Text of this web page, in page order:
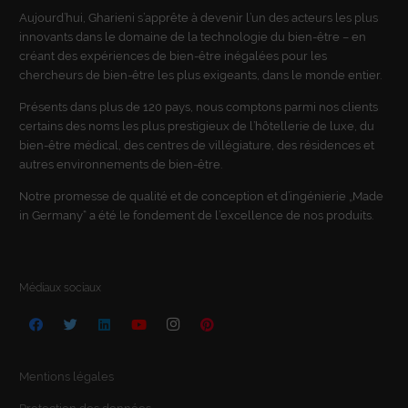
Aujourd’hui, Gharieni s’apprête à devenir l’un des acteurs les plus
innovants dans le domaine de la technologie du bien-être – en
créant des expériences de bien-être inégalées pour les
chercheurs de bien-être les plus exigeants, dans le monde entier.
Présents dans plus de 120 pays, nous comptons parmi nos clients
certains des noms les plus prestigieux de l’hôtellerie de luxe, du
bien-être médical, des centres de villégiature, des résidences et
autres environnements de bien-être.
Notre promesse de qualité et de conception et d’ingénierie „Made
in Germany“ a été le fondement de l’excellence de nos produits.
Médiaux sociaux
Mentions légales
Wenn Sie unter 16 Jahre alt sind und Ihre Zustimmung zu
freiwilligen Diensten geben möchten, müssen Sie Ihre
Erziehungsberechtigten um Erlaubnis bitten.
Wir verwenden Cookies und andere Technologien auf unserer
Website. Einige von ihnen sind essenziell, während andere uns
helfen, diese Website und Ihre Erfahrung zu verbessern.
Personenbezogene Daten können verarbeitet werden (z. B. IP-
Adressen), z. B. für personalisierte Anzeigen und Inhalte oder
Anzeigen- und Inhaltsmessung.
Weitere Informationen über die
Verwendung Ihrer Daten finden Sie in unserer
Datenschutzerklärung
Vous trouverez ici un aperçu de tous les cookies utilisés. Vous
pouvez donner votre consentement à des catégories entières
Retour
Les cookies essentiels permettent des fonctions de base et sont
nécessaires au bon fonctionnement du site web.